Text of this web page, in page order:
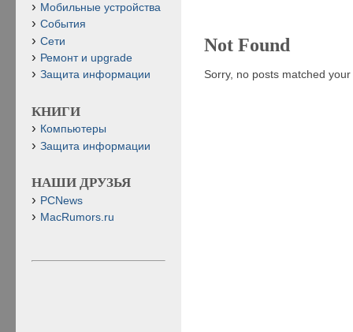
Not Found
Sorry, no posts matched
Мобильные устройства
События
Сети
Ремонт и upgrade
Защита информации
КНИГИ
Компьютеры
Защита информации
НАШИ ДРУЗЬЯ
PCNews
MacRumors.ru